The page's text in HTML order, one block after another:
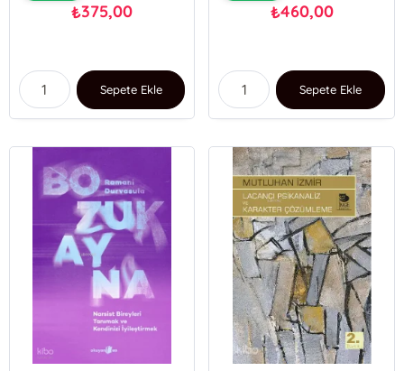
₺375,00
Sepete Ekle
₺460,00
Sepete Ekle